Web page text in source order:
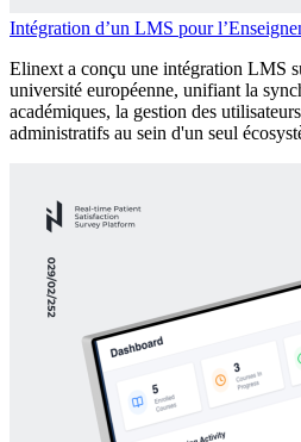
Intégration d’un LMS pour
Elinext a conçu une intégration LMS
université européenne, unifiant la
académiques, la gestion des
administratifs au sein d'un seul